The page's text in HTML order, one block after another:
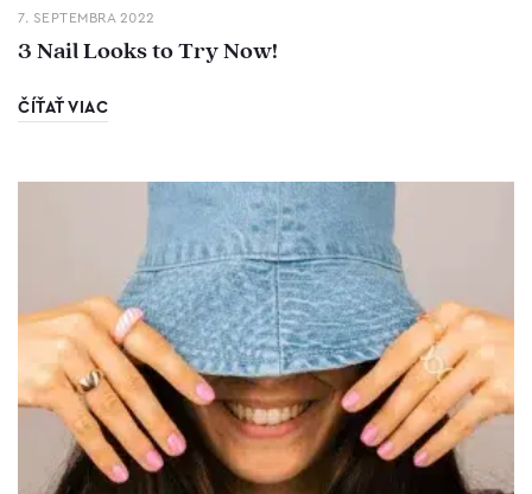
7. SEPTEMBRA 2022
3 Nail Looks to Try Now!
ČÍŤAŤ VIAC